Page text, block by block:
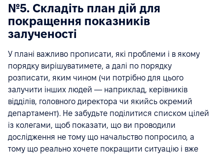
№5. Складіть план дій для
покращення показників
залученості
У плані важливо прописати, які проблеми і в якому
порядку вирішуватимете, а далі по порядку
розписати, яким чином (чи потрібно для цього
залучити інших людей — наприклад, керівників
відділів, головного директора чи якийсь окремий
департамент). Не забудьте поділитися списком цілей
із колегами, щоб показати, що ви проводили
дослідження не тому що начальство попросило, а
тому що реально хочете покращити ситуацію і вже